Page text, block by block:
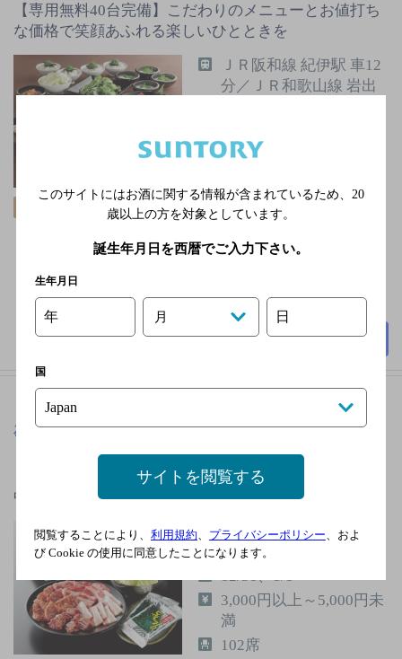
【専用無料40台完備】こだわりのメニューとお値打ち
な価格で笑顔あふれる楽しいひとときを
ＪＲ阪和線 紀伊駅 車12
分／ＪＲ和歌山線 岩出
いたします。営業時間
りますので、店舗まで
お問い合わせくださ
3,000円以上～5,000円未
90席
詳細を見る
炭火焼肉屋 さかい 新宮店 [焼肉]
【無料】専用駐車場29台完備夏のご宴会ご予約受付
中！
ＪＲきのくに線 新宮駅
車10分
12/31、1/1
3,000円以上～5,000円未
満
102席
このサイトにはお酒に関する情報が含まれているため、 20
歳以上の方を対象としています。
誕生年月日を西暦でご入力下さい。
生年月日
年 月 日
国
サイトを閲覧する
閲覧することにより、 利用規約 プライバシーポリシー 、およ
び Cookie の使用に同意したことになります。